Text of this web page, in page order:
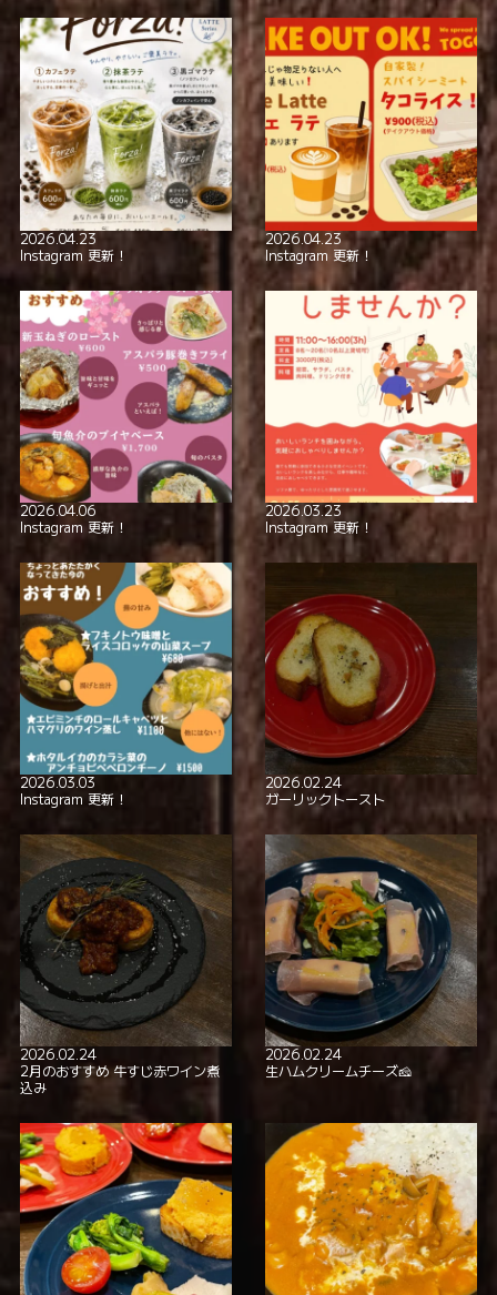
2026.04.23
Instagram 更新！
2026.04.23
Instagram 更新！
2026.04.06
Instagram 更新！
2026.03.23
Instagram 更新！
2026.03.03
Instagram 更新！
2026.02.24
ガーリックトースト
2026.02.24
2月のおすすめ 牛すじ赤ワイン煮
込み
2026.02.24
生ハムクリームチーズ🧀